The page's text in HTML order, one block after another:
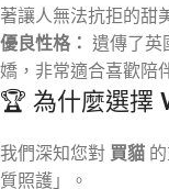
著讓人無法抗拒的甜
優良性格： 遺傳了英
嬌，非常適合喜歡陪
🏆 為什麼選擇
我們深知您對 買貓
質照護」。